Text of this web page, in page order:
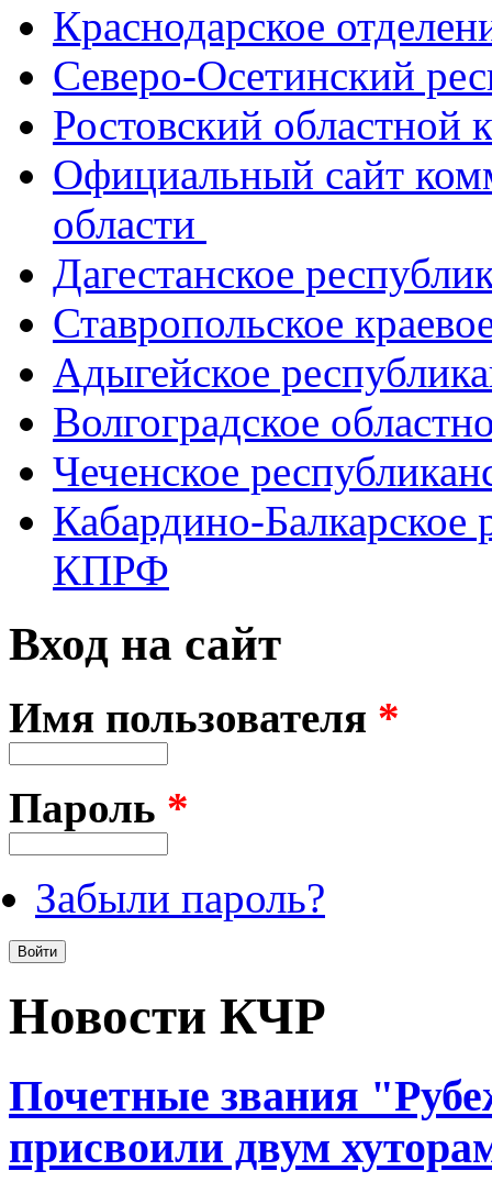
Краснодарское
Северо-Осетинский
Ростовский
Официальный сайт
области
Дагестанское
Ставропольское
Адыгейское
Волгоградское
Чеченское
Кабардино-Балкарское
КПРФ
Вход на сайт
Имя пользователя *
Пароль *
Забыли пароль?
Новости КЧР
Почетные звания
присвоили двум